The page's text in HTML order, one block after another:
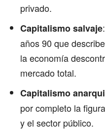
privado.
Capitalismo salvaje
años 90 que
la economía
mercado total.
Capitalismo
por completo la
y el sector público.